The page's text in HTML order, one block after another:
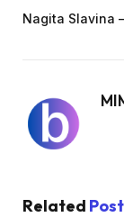
Nagita Slavina
Related